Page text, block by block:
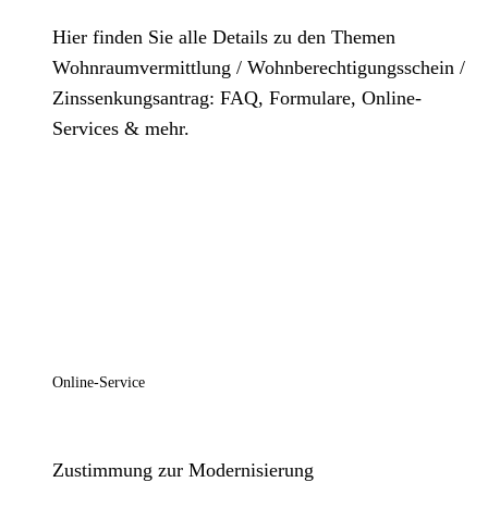
Hier finden Sie alle Details zu den Themen
Wohnraumvermittlung / Wohnberechtigungsschein /
Zinssenkungsantrag: FAQ, Formulare, Online-
Services & mehr.
Online-Service
Zustimmung zur Modernisierung